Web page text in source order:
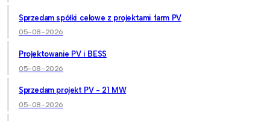
Sprzedam spółki celowe z projektami farm PV
05-08-2026
Projektowanie PV i BESS
05-08-2026
Sprzedam projekt PV - 21 MW
05-08-2026